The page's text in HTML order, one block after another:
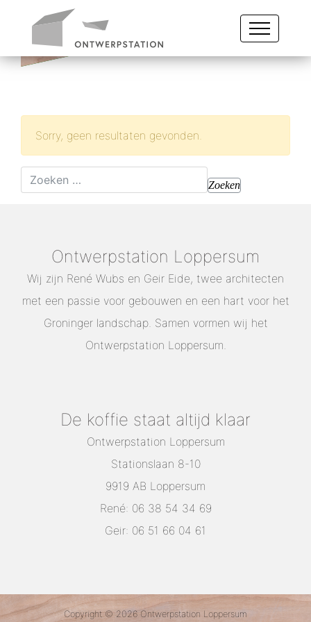
Sorry, geen resultaten gevonden.
Zoeken naar:
Ontwerpstation Loppersum
Wij zijn René Wubs en Geir Eide, twee architecten
met een passie voor gebouwen en een hart voor het
Groninger landschap. Samen vormen wij het
Ontwerpstation Loppersum.
De koffie staat altijd klaar
Ontwerpstation Loppersum
Stationslaan 8-10
9919 AB Loppersum
René: 06 38 54 34 69
Geir: 06 51 66 04 61
Copyright © 2026 Ontwerpstation Loppersum